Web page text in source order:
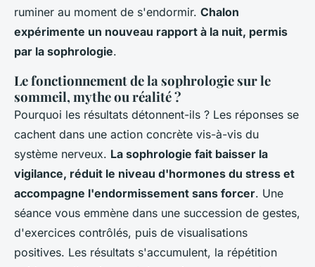
ruminer au moment de s'endormir. Chalon
expérimente un nouveau rapport à la nuit, permis
par la sophrologie.
Le fonctionnement de la sophrologie sur le
sommeil, mythe ou réalité ?
Pourquoi les résultats détonnent-ils ? Les réponses se
cachent dans une action concrète vis-à-vis du
système nerveux. La sophrologie fait baisser la
vigilance, réduit le niveau d'hormones du stress et
accompagne l'endormissement sans forcer. Une
séance vous emmène dans une succession de gestes,
d'exercices contrôlés, puis de visualisations
positives. Les résultats s'accumulent, la répétition